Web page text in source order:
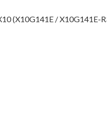
(X10G141E / X10G141E-